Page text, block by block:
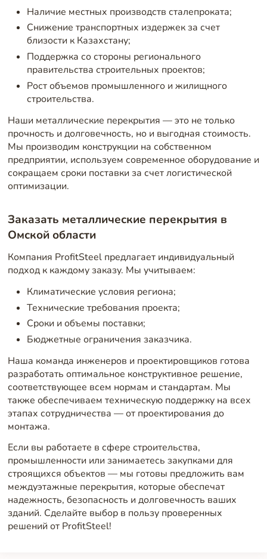
Наличие местных производств сталепроката;
Снижение транспортных издержек за счет
близости к Казахстану;
Поддержка со стороны регионального
правительства строительных проектов;
Рост объемов промышленного и жилищного
строительства.
Наши металлические перекрытия — это не только
прочность и долговечность, но и выгодная стоимость.
Мы производим конструкции на собственном
предприятии, используем современное оборудование и
сокращаем сроки поставки за счет логистической
оптимизации.
Заказать металлические перекрытия в
Омской области
Компания ProfitSteel предлагает индивидуальный
подход к каждому заказу. Мы учитываем:
Климатические условия региона;
Технические требования проекта;
Сроки и объемы поставки;
Бюджетные ограничения заказчика.
Наша команда инженеров и проектировщиков готова
разработать оптимальное конструктивное решение,
соответствующее всем нормам и стандартам. Мы
также обеспечиваем техническую поддержку на всех
этапах сотрудничества — от проектирования до
монтажа.
Если вы работаете в сфере строительства,
промышленности или занимаетесь закупками для
строящихся объектов — мы готовы предложить вам
междуэтажные перекрытия, которые обеспечат
надежность, безопасность и долговечность ваших
зданий. Сделайте выбор в пользу проверенных
решений от ProfitSteel!